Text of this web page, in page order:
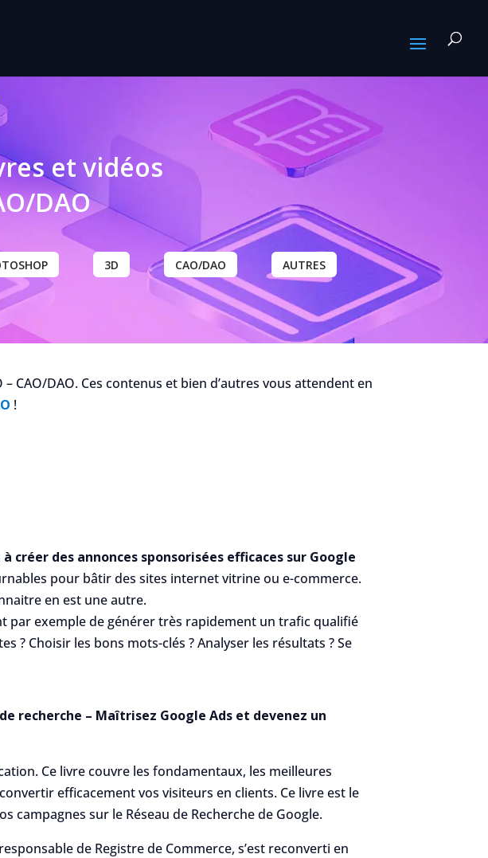
et vidéos
DAO
3D CAO/DAO AUTRES
CAO/DAO. Ces contenus et bien d’autres vous attendent en
!
des annonces sponsorisées efficaces sur Google
pour bâtir des sites internet vitrine ou e-commerce.
en est une autre.
par exemple de générer très rapidement un trafic qualifié
? Choisir les bons mots-clés ? Analyser les résultats ? Se
recherche – Maîtrisez Google Ads et devenez un
Ce livre couvre les fondamentaux, les meilleures
efficacement vos visiteurs en clients. Ce livre est le
sur le Réseau de Recherche de Google.
de Registre de Commerce, s’est reconverti en